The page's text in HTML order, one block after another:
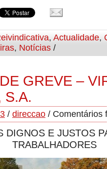
, Actualidade,
, Notícias /
GREVE –
S.A.
/ direccao / Comentários
DIGNOS E JUSTOS
TRABALHADORES